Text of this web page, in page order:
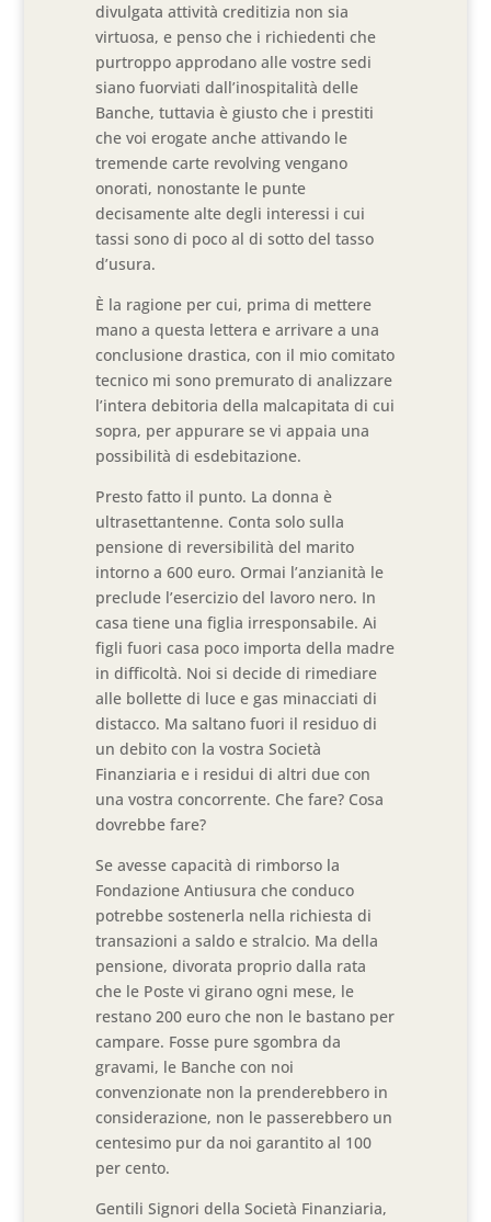
divulgata attività creditizia non sia
virtuosa, e penso che i richiedenti che
purtroppo approdano alle vostre sedi
siano fuorviati dall’inospitalità delle
Banche, tuttavia è giusto che i prestiti
che voi erogate anche attivando le
tremende carte revolving vengano
onorati, nonostante le punte
decisamente alte degli interessi i cui
tassi sono di poco al di sotto del tasso
d’usura.
È la ragione per cui, prima di mettere
mano a questa lettera e arrivare a una
conclusione drastica, con il mio comitato
tecnico mi sono premurato di analizzare
l’intera debitoria della malcapitata di cui
sopra, per appurare se vi appaia una
possibilità di esdebitazione.
Presto fatto il punto. La donna è
ultrasettantenne. Conta solo sulla
pensione di reversibilità del marito
intorno a 600 euro. Ormai l’anzianità le
preclude l’esercizio del lavoro nero. In
casa tiene una figlia irresponsabile. Ai
figli fuori casa poco importa della madre
in difficoltà. Noi si decide di rimediare
alle bollette di luce e gas minacciati di
distacco. Ma saltano fuori il residuo di
un debito con la vostra Società
Finanziaria e i residui di altri due con
una vostra concorrente. Che fare? Cosa
dovrebbe fare?
Se avesse capacità di rimborso la
Fondazione Antiusura che conduco
potrebbe sostenerla nella richiesta di
transazioni a saldo e stralcio. Ma della
pensione, divorata proprio dalla rata
che le Poste vi girano ogni mese, le
restano 200 euro che non le bastano per
campare. Fosse pure sgombra da
gravami, le Banche con noi
convenzionate non la prenderebbero in
considerazione, non le passerebbero un
centesimo pur da noi garantito al 100
per cento.
Gentili Signori della Società Finanziaria,